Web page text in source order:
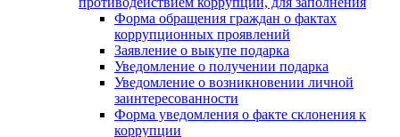
Форма обращения граждан о фактах
коррупционных проявлений
Заявление о выкупе подарка
Уведомление о получении подарка
Уведомление о возникновении личной
заинтересованности
Форма уведомления о факте склонения к
коррупции